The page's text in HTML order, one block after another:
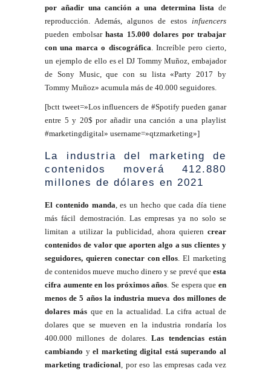
por añadir una canción a una determina lista de
reproducción. Además, algunos de estos infuencers
pueden embolsar hasta 15.000 dolares por trabajar
con una marca o discográfica. Increíble pero cierto,
un ejemplo de ello es el DJ Tommy Muñoz, embajador
de Sony Music, que con su lista «Party 2017 by
Tommy Muñoz» acumula más de 40.000 seguidores.
[bctt tweet=»Los influencers de #Spotify pueden ganar
entre 5 y 20$ por añadir una canción a una playlist
#marketingdigital» username=»qtzmarketing»]
La industria del marketing de
contenidos moverá 412.880
millones de dólares en 2021
El contenido manda, es un hecho que cada día tiene
más fácil demostración. Las empresas ya no solo se
limitan a utilizar la publicidad, ahora quieren crear
contenidos de valor que aporten algo a sus clientes y
seguidores, quieren conectar con ellos. El marketing
de contenidos mueve mucho dinero y se prevé que esta
cifra aumente en los próximos años. Se espera queen
menos de 5 años la industria mueva dos millones de
dolares más que en la actualidad. La cifra actual de
dolares que se mueven en la industria rondaría los
400.000 millones de dolares.Las tendencias están
cambiando yel marketing digital está superando al
marketing tradicional, por eso las empresas cada vez